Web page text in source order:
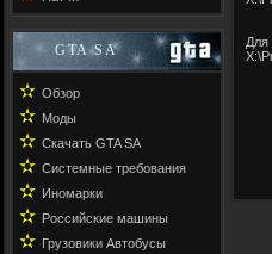
GTA SA
✫ Обзор
✫ Моды
✫ Скачать GTA SA
✫ Системные требования
✫ Иномарки
✫ Российские машины
✫ Грузовики Автобусы
Для